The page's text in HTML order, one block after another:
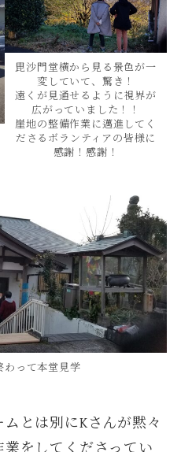
毘沙門堂横から見る景色が一
変していて、驚き！
遠くが見通せるように視界が
広がっていました！！
崖地の整備作業に邁進してく
ださるボランティアの皆様に
感謝！感謝！
わって本堂見学
とは別にKさんが黙々
をしてくださってい